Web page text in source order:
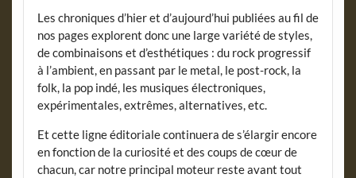
Les chroniques d’hier et d’aujourd’hui publiées au fil de
nos pages explorent donc une large variété de styles,
de combinaisons et d’esthétiques : du rock progressif
à l’ambient, en passant par le metal, le post-rock, la
folk, la pop indé, les musiques électroniques,
expérimentales, extrêmes, alternatives, etc.
Et cette ligne éditoriale continuera de s’élargir encore
en fonction de la curiosité et des coups de cœur de
chacun, car notre principal moteur reste avant tout